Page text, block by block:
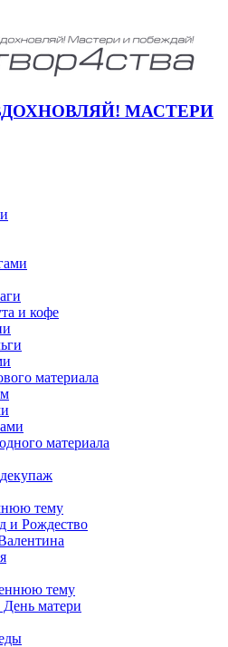
МАСТЕРИ
и кофе
материала
материала
тему
и Рождество
тему
матери